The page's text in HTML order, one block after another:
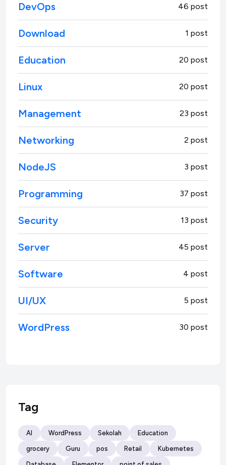
DevOps 46 post
Download 1 post
Education 20 post
Linux 20 post
Management 23 post
Networking 2 post
NodeJS 3 post
Programming 37 post
Security 13 post
Server 45 post
Software 4 post
UI/UX 5 post
WordPress 30 post
Tag
AI WordPress Sekolah Education
grocery Guru pos Retail Kubernetes